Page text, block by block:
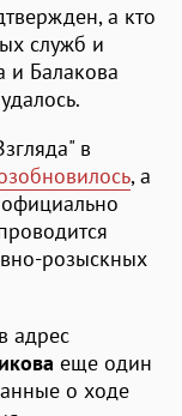
а кто
служб и
и Балакова
в
, а
розыскных
адрес
еще один
о ходе